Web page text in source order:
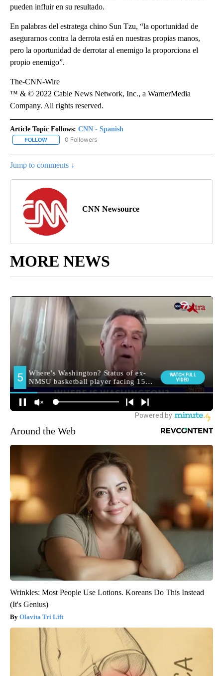
pueden influir en su resultado.
En palabras del estratega chino Sun Tzu, “la oportunidad de
asegurarnos contra la derrota está en nuestras propias manos,
pero la oportunidad de derrotar al enemigo la proporciona el
propio enemigo”.
The-CNN-Wire
™ & © 2022 Cable News Network, Inc., a WarnerMedia
Company. All rights reserved.
Article Topic Follows: CNN - Spanish
FOLLOW FOLLOW "CNN - SPANISH" TO RECEIVE NOTIFICATIONS ABOUT
0 Followers
Jump to comments ↓
CNN Newsource
MORE NEWS
Around the Web
Wrinkles: Most People Use Lotions. Koreans Do This Instead
(It's Genius)
Olavita Tri Lift